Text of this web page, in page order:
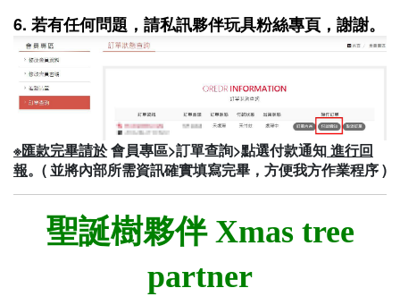
6. 若有任何問題，請私訊夥伴玩具粉絲專頁，謝謝。
※匯款完畢請於會員專區>訂單查詢>點選付款通知進行回
報。( 並將內部所需資訊確實填寫完畢，方便我方作業程序 )
聖誕樹夥伴 Xmas tree
partner